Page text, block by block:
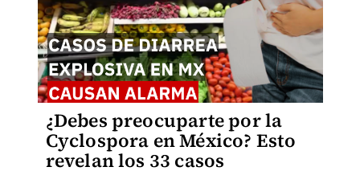
¿Debes preocuparte por la
Cyclospora en México? Esto
revelan los 33 casos